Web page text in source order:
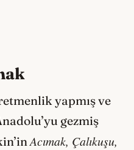
yapmış ve
gezmiş
Acımak, Çalıkuşu,